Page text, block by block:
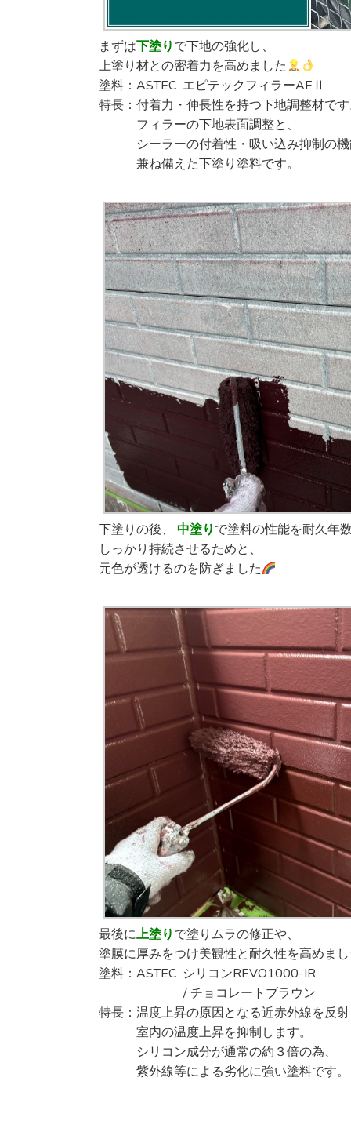
まずは下塗りで下地の強化し、
上塗り材との密着力を高めました
塗料：ASTEC エピテックフィラーAEⅡ
特長：付着力・伸長性を持つ下地調整材で
フィラーの下地表面調整と、
シーラーの付着性・吸い込み抑制の機
兼ね備えた下塗り塗料です。
下塗りの後、 中塗りで塗料の性能を耐久年
しっかり持続させるためと、
元色が透けるのを防ぎました
最後に上塗りで塗りムラの修正や、
塗膜に厚みをつけ美観性と耐久性を高めま
塗料：ASTEC シリコンREVO1000-IR
/ チョコレートブラウン
特長：温度上昇の原因となる近赤外線を反
室内の温度上昇を抑制します。
シリコン成分が通常の約３倍の為、
紫外線等による劣化に強い塗料です。